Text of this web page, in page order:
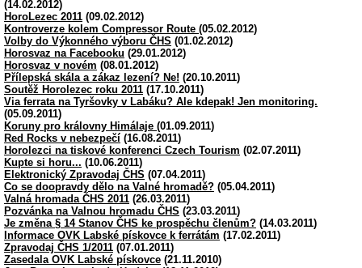
(14.02.2012)
HoroLezec 2011 (09.02.2012)
Kontroverze kolem Compressor Route (05.02.2012)
Volby do Výkonného výboru ČHS (01.02.2012)
Horosvaz na Facebooku (29.01.2012)
Horosvaz v novém (08.01.2012)
Přílepská skála a zákaz lezení? Ne! (20.10.2011)
Soutěž Horolezec roku 2011 (17.10.2011)
Via ferrata na Tyršovky v Labáku? Ale kdepak! Jen monitoring.
(05.09.2011)
Koruny pro královny Himálaje (01.09.2011)
Red Rocks v nebezpečí (16.08.2011)
Horolezci na tiskové konferenci Czech Tourism (02.07.2011)
Kupte si horu... (10.06.2011)
Elektronický Zpravodaj ČHS (07.04.2011)
Co se doopravdy dělo na Valné hromadě? (05.04.2011)
Valná hromada ČHS 2011 (26.03.2011)
Pozvánka na Valnou hromadu ČHS (23.03.2011)
Je změna § 14 Stanov ČHS ke prospěchu členům? (14.03.2011)
Informace OVK Labské pískovce k ferrátám (17.02.2011)
Zpravodaj ČHS 1/2011 (07.01.2011)
Zasedala OVK Labské pískovce (21.11.2010)